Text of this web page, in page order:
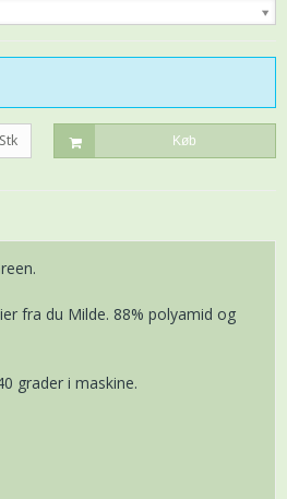
Stk Køb
fra du Milde. 88% polyamid og
grader i maskine.